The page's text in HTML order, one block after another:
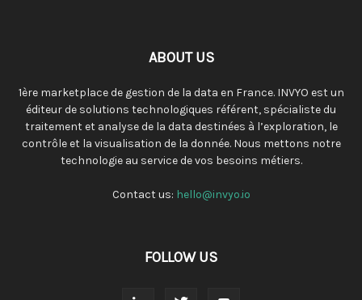
ABOUT US
1ère marketplace de gestion de la data en France. INVYO est un
éditeur de solutions technologiques référent, spécialiste du
traitement et analyse de la data destinées à l’exploration, le
contrôle et la visualisation de la donnée. Nous mettons notre
technologie au service de vos besoins métiers.
Contact us: hello@invyo.io
FOLLOW US